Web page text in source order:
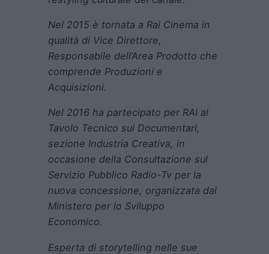
Nel 2015 è tornata a Rai Cinema in
qualità di Vice Direttore,
Responsabile dell’Area Prodotto che
comprende Produzioni e
Acquisizioni.
Nel 2016 ha partecipato per RAI al
Tavolo Tecnico sui Documentari,
sezione Industria Creativa, in
occasione della Consultazione sul
Servizio Pubblico Radio-Tv per la
nuova concessione, organizzata dal
Ministero per lo Sviluppo
Economico.
Esperta di storytelling nelle sue